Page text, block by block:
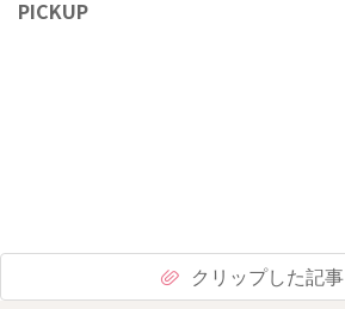
PICKUP
クリップした記事